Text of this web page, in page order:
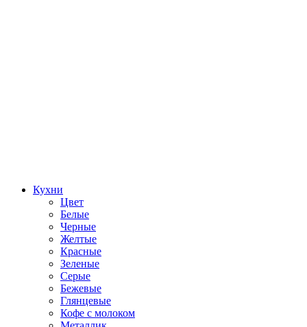
Кухни
Цвет
Белые
Черные
Желтые
Красные
Зеленые
Серые
Бежевые
Глянцевые
Кофе с молоком